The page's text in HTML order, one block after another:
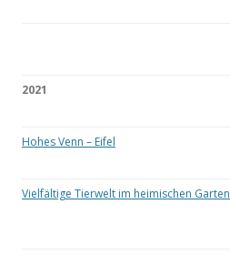
2021
Hohes Venn – Eifel
Vielfältige Tierwelt im heimischen Garten